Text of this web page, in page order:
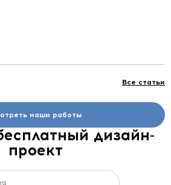
Все статьи
наши работы
дизайн-
проект